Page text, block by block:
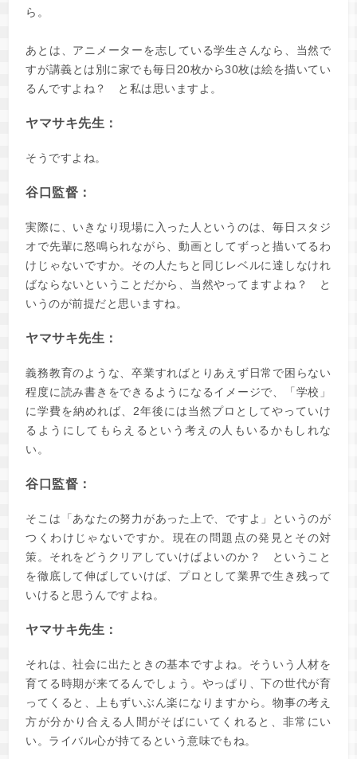
ら。
あとは、アニメーターを志している学生さんなら、当然で
すが講義とは別に家でも毎日20枚から30枚は絵を描いてい
るんですよね？ と私は思いますよ。
ヤマサキ先生：
そうですよね。
谷口監督：
実際に、いきなり現場に入った人というのは、毎日スタジ
オで先輩に怒鳴られながら、動画としてずっと描いてるわ
けじゃないですか。その人たちと同じレベルに達しなけれ
ばならないということだから、当然やってますよね？ と
いうのが前提だと思いますね。
ヤマサキ先生：
義務教育のような、卒業すればとりあえず日常で困らない
程度に読み書きをできるようになるイメージで、「学校」
に学費を納めれば、2年後には当然プロとしてやっていけ
るようにしてもらえるという考えの人もいるかもしれな
い。
谷口監督：
そこは「あなたの努力があった上で、ですよ」というのが
つくわけじゃないですか。現在の問題点の発見とその対
策。それをどうクリアしていけばよいのか？ ということ
を徹底して伸ばしていけば、プロとして業界で生き残って
いけると思うんですよね。
ヤマサキ先生：
それは、社会に出たときの基本ですよね。そういう人材を
育てる時期が来てるんでしょう。やっぱり、下の世代が育
ってくると、上もずいぶん楽になりますから。物事の考え
方が分かり合える人間がそばにいてくれると、非常にい
い。ライバル心が持てるという意味でもね。